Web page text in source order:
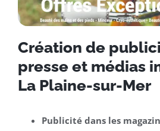
Création de
presse et médias
La Plaine-sur-Mer
Publicité dans les